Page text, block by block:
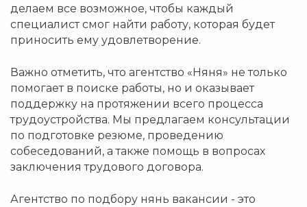
делаем все возможное, чтобы каждый
специалист смог найти работу, которая будет
приносить ему удовлетворение.
Важно отметить, что агентство «Няня» не только
помогает в поиске работы, но и оказывает
поддержку на протяжении всего процесса
трудоустройства. Мы предлагаем консультации
по подготовке резюме, проведению
собеседований, а также помощь в вопросах
заключения трудового договора.
Агентство по подбору нянь вакансии - это